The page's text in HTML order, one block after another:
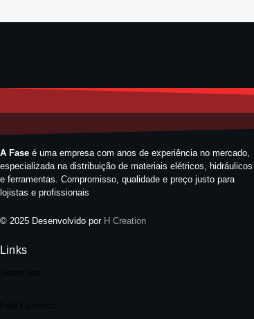
A Fase é uma empresa com anos de experiência no mercado,
especializada na distribuição de materiais elétricos, hidráulicos
e ferramentas. Compromisso, qualidade e preço justo para
lojistas e profissionais
© 2025 Desenvolvido por H Creation
Links